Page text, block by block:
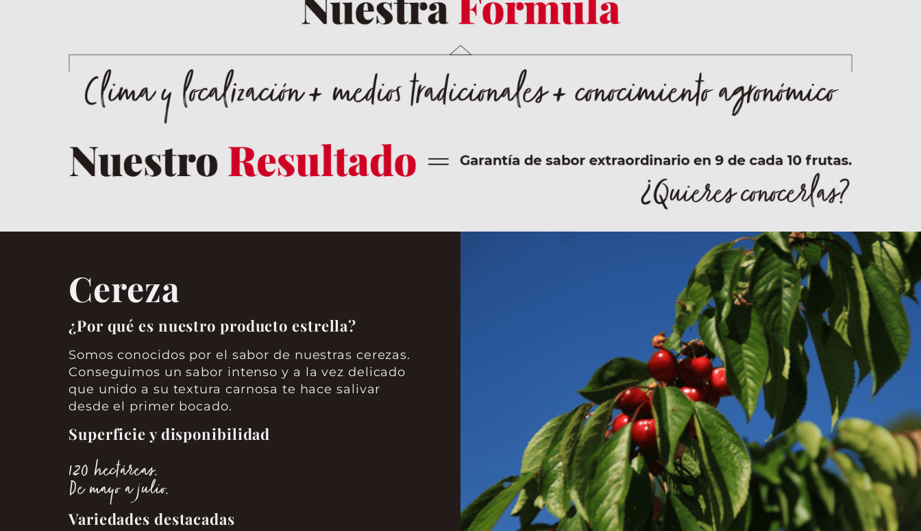
Cereza
¿Por qué es nuestro producto estrella?
Somos conocidos por el sabor de nuestras cerezas.
Conseguimos un sabor intenso y a la vez delicado
que unido a su textura carnosa te hace salivar
desde el primer bocado.
Superficie y disponibilidad
120 hectáreas.
De mayo a julio.
Variedades destacadas